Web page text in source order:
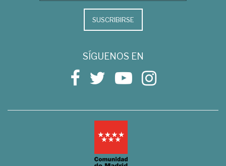
SUSCRIBIRSE
SÍGUENOS EN